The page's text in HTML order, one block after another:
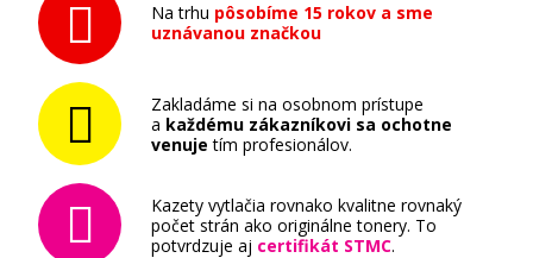
Na trhu pôsobíme 15 rokov a sme
uznávanou značkou
Zakladáme si na osobnom prístupe
a každému zákazníkovi sa ochotne
venuje tím profesionálov.
Kazety vytlačia rovnako kvalitne rovnaký
počet strán ako originálne tonery. To
potvrdzuje aj certifikát STMC.